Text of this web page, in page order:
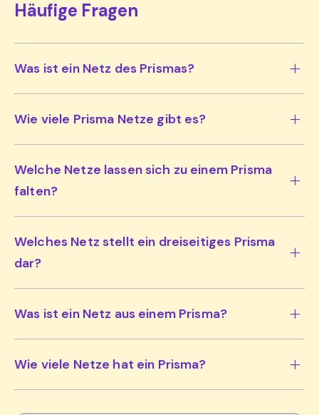
Häufige Fragen
Was ist ein Netz des Prismas?
Wie viele Prisma Netze gibt es?
Welche Netze lassen sich zu einem Prisma
falten?
Welches Netz stellt ein dreiseitiges Prisma
dar?
Was ist ein Netz aus einem Prisma?
Wie viele Netze hat ein Prisma?